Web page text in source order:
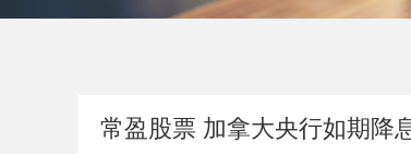
常盈股票 加拿大央行如期降